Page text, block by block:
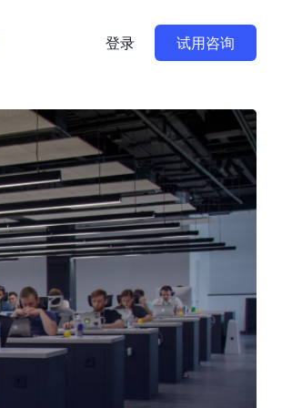
登录 试用咨询